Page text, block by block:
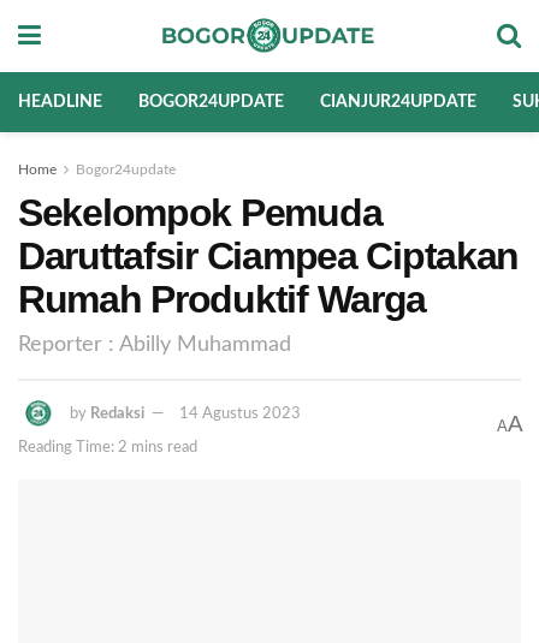
HEADLINE BOGOR24UPDATE CIANJUR24UPDATE
Home Bogor24update
Sekelompok Pemuda
Daruttafsir Ciampea Ciptakan
Rumah Produktif Warga
Reporter : Abilly Muhammad
by Redaksi 14 Agustus 2023
Reading Time: 2 mins read
AA